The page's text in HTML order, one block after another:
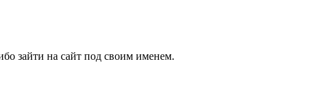
зайти на сайт под своим именем.